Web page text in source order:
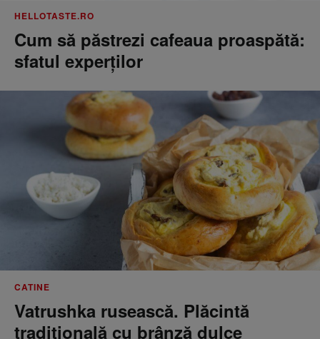
HELLOTASTE.RO
Cum să păstrezi cafeaua proaspătă:
sfatul experților
CATINE
Vatrushka rusească. Plăcintă
tradițională cu brânză dulce